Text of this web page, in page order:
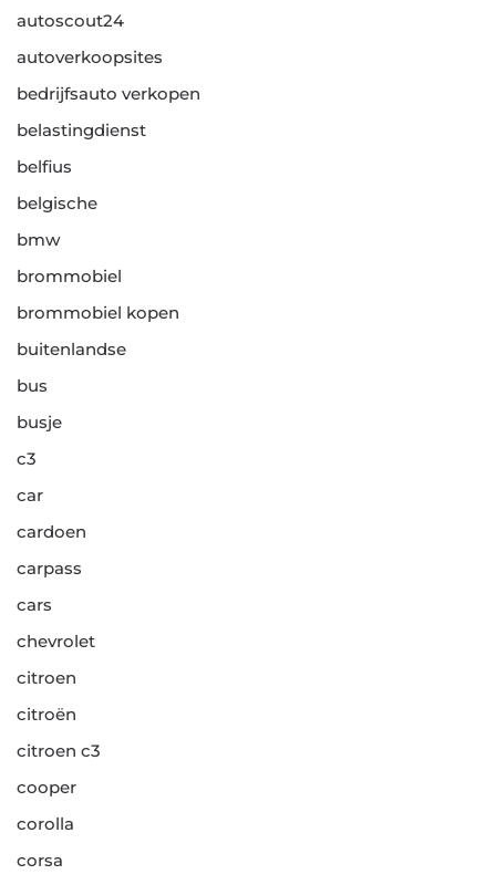
autoscout24
autoverkoopsites
bedrijfsauto verkopen
belastingdienst
belfius
belgische
bmw
brommobiel
brommobiel kopen
buitenlandse
bus
busje
c3
car
cardoen
carpass
cars
chevrolet
citroen
citroën
citroen c3
cooper
corolla
corsa